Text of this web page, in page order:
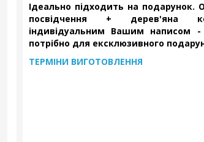
Ідеально підходить на подарунок.
посвідчення + дерев'яна
індивідуальним Вашим написом
потрібно для ексклюзивного
ТЕРМІНИ ВИГОТОВЛЕННЯ